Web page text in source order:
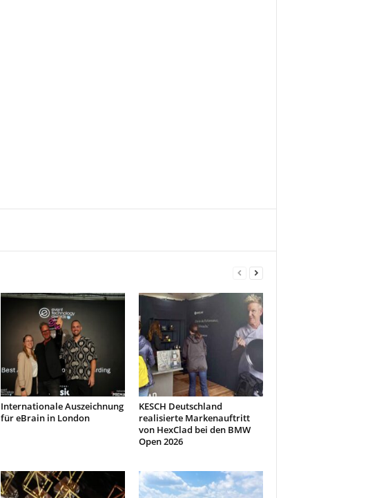
Internationale Auszeichnung
für eBrain in London
KESCH Deutschland
realisierte Markenauftritt
von HexClad bei den BMW
Open 2026